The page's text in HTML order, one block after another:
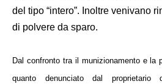
del tipo “intero”. Inoltre venivano
di polvere da sparo.
Dal confronto tra il munizionamento e la
quanto denunciato dal proprietario